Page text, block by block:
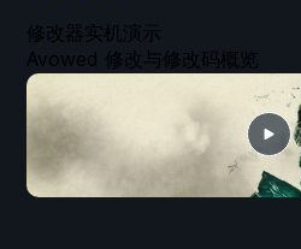
修改器实机演示
Avowed 修改与修改码概览